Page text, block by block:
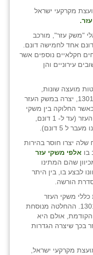
מקרקעי ישראל
"משק עזר", מורכב
אחד לחמישה דונם.
חקלאיים נוספים אשר
עירוניים והן
מועצה שונות,
ההחלטה העיקרית האחרונה, החלטה 1301, יצרה במשק העזר
כאשר החלוקה בין משקי
העזר היתה בהתאם לגודל שטח משק העזר (עד ל- 1 דונם,
שלה יצרו חוסר בהירות
בו אלפי משקי עזר
שהם המתינו
לבצע בו, בין היתר
הורשה.
את כללי משקי העזר
והבירוקרטיה הרבה, יחסית להחלטה 1301. ההחלטה מנוסחת
אולם היא
בכך שיצרה הגדרות
מקרקעי ישראל,